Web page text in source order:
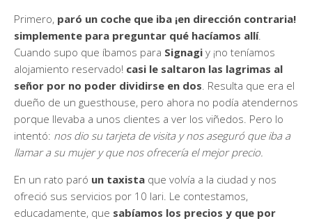
Primero, paró un coche que iba ¡en dirección contraria!
simplemente para preguntar qué hacíamos allí.
Cuando supo que íbamos para Signagi y ¡no teníamos
alojamiento reservado! casi le saltaron las lagrimas al
señor por no poder dividirse en dos. Resulta que era el
dueño de un guesthouse, pero ahora no podía atendernos
porque llevaba a unos clientes a ver los viñedos. Pero lo
intentó: nos dio su tarjeta de visita y nos aseguró que iba a
llamar a su mujer y que nos ofrecería el mejor precio.
En un rato paró un taxista que volvía a la ciudad y nos
ofreció sus servicios por 10 lari. Le contestamos,
educadamente, que sabíamos los precios y que por